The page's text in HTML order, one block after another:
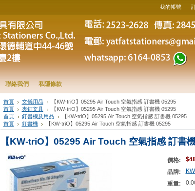
我的帳號
聯絡我們 私隱條款
首頁 文儀用品
【KW-triO】05295 Air Touch 空氣指感 訂書機 05295
首頁
夾釘文具
【KW-triO】05295 Air Touch 空氣指感 訂書機 05295
首頁
釘書機及用品
【KW-triO】05295 Air Touch 空氣指感 訂書機 05295
首頁
釘書機 【KW-triO】05295 Air Touch 空氣指感 訂書機 05295
【KW-triO】05295 Air Touch 空氣指感 訂書
價格:
品牌:
重量: